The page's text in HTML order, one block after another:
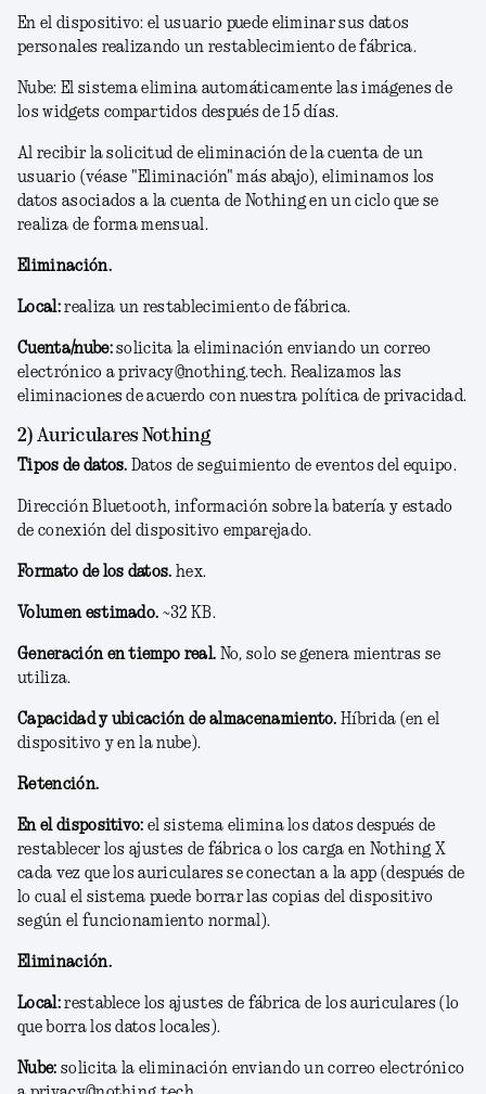
En el dispositivo: el usuario puede eliminar sus datos
personales realizando un restablecimiento de fábrica.
Nube: El sistema elimina automáticamente las imágenes de
los widgets compartidos después de 15 días.
Al recibir la solicitud de eliminación de la cuenta de un
usuario (véase "Eliminación" más abajo), eliminamos los
datos asociados a la cuenta de Nothing en un ciclo que se
realiza de forma mensual.
Eliminación.
Local:realiza un restablecimiento de fábrica.
Cuenta/nube:solicita la eliminación enviando un correo
electrónico a privacy@nothing.tech. Realizamos las
eliminaciones de acuerdo con nuestra política de privacidad.
2) Auriculares Nothing
Tipos de datos. Datos de seguimiento de eventos del equipo.
Dirección Bluetooth, información sobre la batería y estado
de conexión del dispositivo emparejado.
Formato de los datos. hex.
Volumen estimado. ~32 KB.
Generación en tiempo real. No, solo se genera mientras se
utiliza.
Capacidad y ubicación de almacenamiento. Híbrida (en el
dispositivo y en la nube).
Retención.
En el dispositivo: el sistema elimina los datos después de
restablecer los ajustes de fábrica o los carga en Nothing X
cada vez que los auriculares se conectan a la app (después de
lo cual el sistema puede borrar las copias del dispositivo
según el funcionamiento normal).
Eliminación.
Local: restablece los ajustes de fábrica de los auriculares (lo
que borra los datos locales).
Nube: solicita la eliminación enviando un correo electrónico